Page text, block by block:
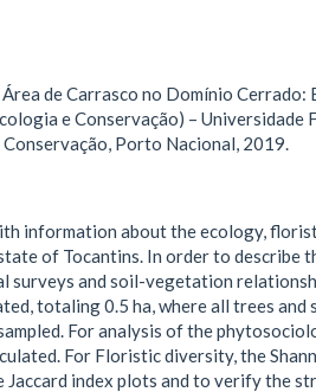
de Carrasco no Domínio
e Conservação) – Universidade
Porto Nacional, 2019.
information about the ecology,
of Tocantins. In order to
and soil-vegetation
totaling 0.5 ha, where all trees and
For analysis of the
For Floristic diversity, the
index plots and to verify the